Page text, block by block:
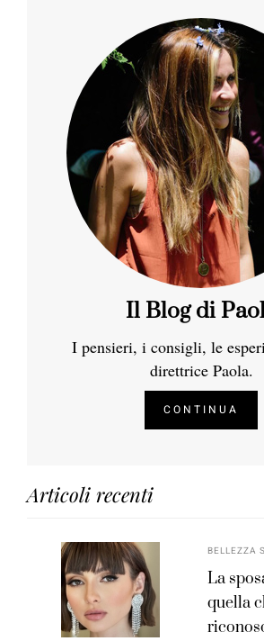
Il Blog di
I pensieri, i consigli, le
direttrice Paola.
CONTINUA
Articoli recenti
BELLEZZA
La
quella